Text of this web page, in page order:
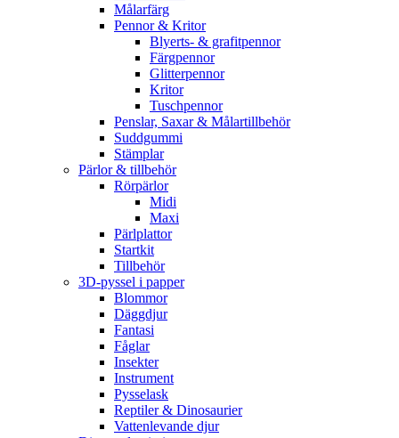
Målarfärg
Pennor & Kritor
Blyerts- & grafitpennor
Färgpennor
Glitterpennor
Kritor
Tuschpennor
Penslar, Saxar & Målartillbehör
Suddgummi
Stämplar
Pärlor & tillbehör
Rörpärlor
Midi
Maxi
Pärlplattor
Startkit
Tillbehör
3D-pyssel i papper
Blommor
Däggdjur
Fantasi
Fåglar
Insekter
Instrument
Pysselask
Reptiler & Dinosaurier
Vattenlevande djur